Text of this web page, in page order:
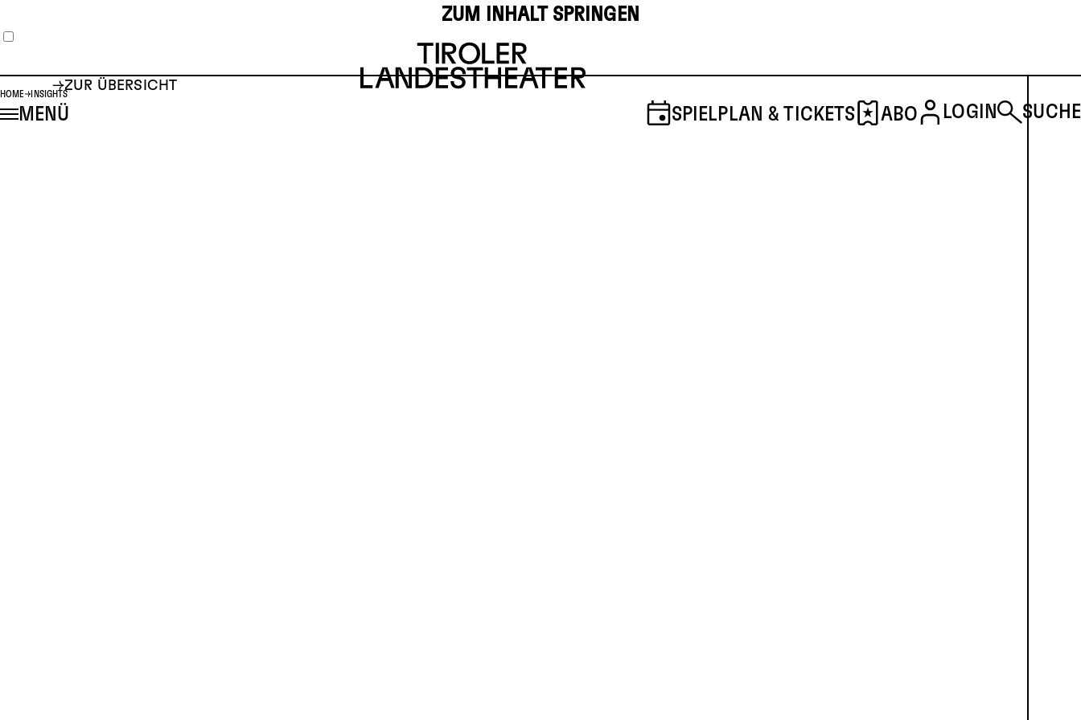
ZUM INHALT SPRINGEN
MENÜ SPIELPLAN & TICKETS ABO LOGIN SUCHE
HOME INSIGHTS
ZUR ÜBERSICHT